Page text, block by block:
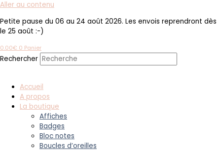
Aller au contenu
Petite pause du 06 au 24 août 2026. Les envois reprendront dès
le 25 août :-)
0.00€ 0 Panier
Rechercher
Accueil
A propos
La boutique
Affiches
Badges
Bloc notes
Boucles d’oreilles